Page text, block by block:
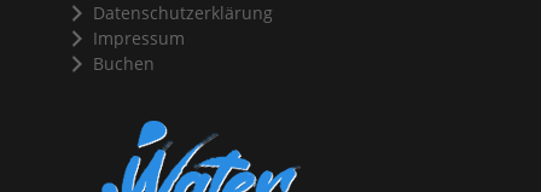
Datenschutzerklärung
Impressum
Buchen